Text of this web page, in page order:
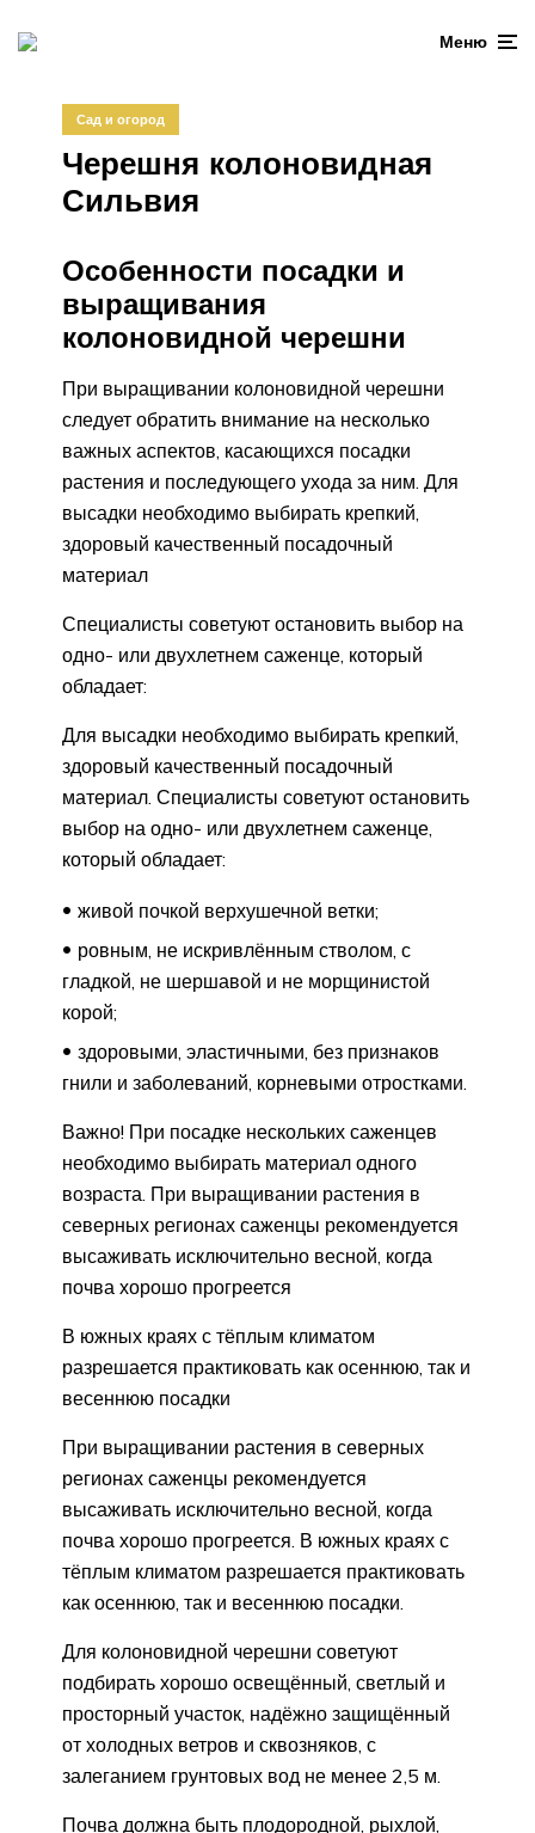
Меню
Сад и огород
Черешня колоновидная
Сильвия
Особенности посадки и
выращивания
колоновидной черешни
При выращивании колоновидной черешни
следует обратить внимание на несколько
важных аспектов, касающихся посадки
растения и последующего ухода за ним. Для
высадки необходимо выбирать крепкий,
здоровый качественный посадочный
материал
Специалисты советуют остановить выбор на
одно- или двухлетнем саженце, который
обладает:
Для высадки необходимо выбирать крепкий,
здоровый качественный посадочный
материал. Специалисты советуют остановить
выбор на одно- или двухлетнем саженце,
который обладает:
живой почкой верхушечной ветки;
ровным, не искривлённым стволом, с
гладкой, не шершавой и не морщинистой
корой;
здоровыми, эластичными, без признаков
гнили и заболеваний, корневыми отростками.
Важно! При посадке нескольких саженцев
необходимо выбирать материал одного
возраста. При выращивании растения в
северных регионах саженцы рекомендуется
высаживать исключительно весной, когда
почва хорошо прогреется
В южных краях с тёплым климатом
разрешается практиковать как осеннюю, так и
весеннюю посадки
При выращивании растения в северных
регионах саженцы рекомендуется
высаживать исключительно весной, когда
почва хорошо прогреется. В южных краях с
тёплым климатом разрешается практиковать
как осеннюю, так и весеннюю посадки.
Для колоновидной черешни советуют
подбирать хорошо освещённый, светлый и
просторный участок, надёжно защищённый
от холодных ветров и сквозняков, с
залеганием грунтовых вод не менее 2,5 м.
Почва должна быть плодородной, рыхлой,